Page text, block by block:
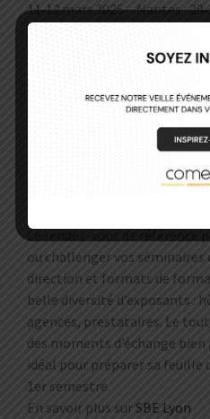
11‑12 mars 2025 – Nantes :
En savoir plus sur
Séminaire
Events SBE
7 Février
ou challenger vos séminaires
direction et formats de
belle diversité d’exposants :
agences, prestataires. Le
des moments d’échange
idéal pour préparer sa feuille
1er semestre.
En savoir plus surSBE Lyon